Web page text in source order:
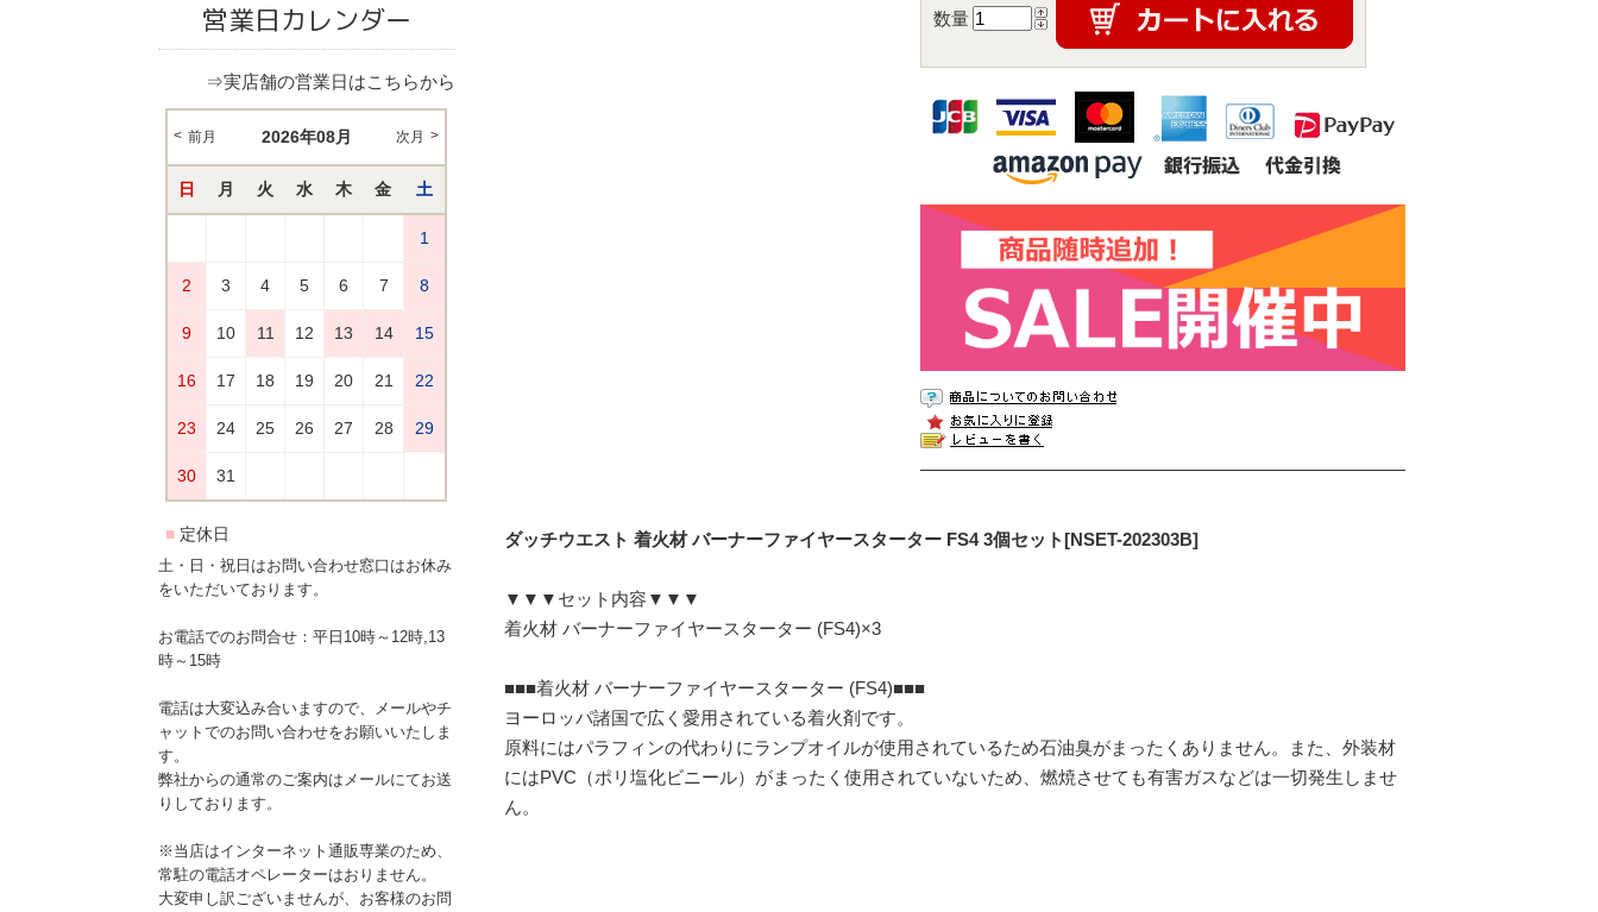
営業日カレンダー
⇒実店舗の営業日はこちらから
土・日・祝日はお問い合わせ窓口はお休み
をいただいております。
お電話でのお問合せ：平日10時～12時,13
時～15時
電話は大変込み合いますので、メールやチ
ャットでのお問い合わせをお願いいたしま
す。
弊社からの通常のご案内はメールにてお送
りしております。
※当店はインターネット通販専業のため、
常駐の電話オペレーターはおりません。
大変申し訳ございませんが、お客様のお問
数量
ダッチウエスト 着火材 バーナーファイヤースターター FS4 3個セット[NSET-202303B]
▼▼▼セット内容▼▼▼
着火材 バーナーファイヤースターター (FS4)×3
■■■着火材 バーナーファイヤースターター (FS4)■■■
ヨーロッパ諸国で広く愛用されている着火剤です。
原料にはパラフィンの代わりにランプオイルが使用されているため石油臭がまったくありません。また、外装材
にはPVC（ポリ塩化ビニール）がまったく使用されていないため、燃焼させても有害ガスなどは一切発生しませ
ん。